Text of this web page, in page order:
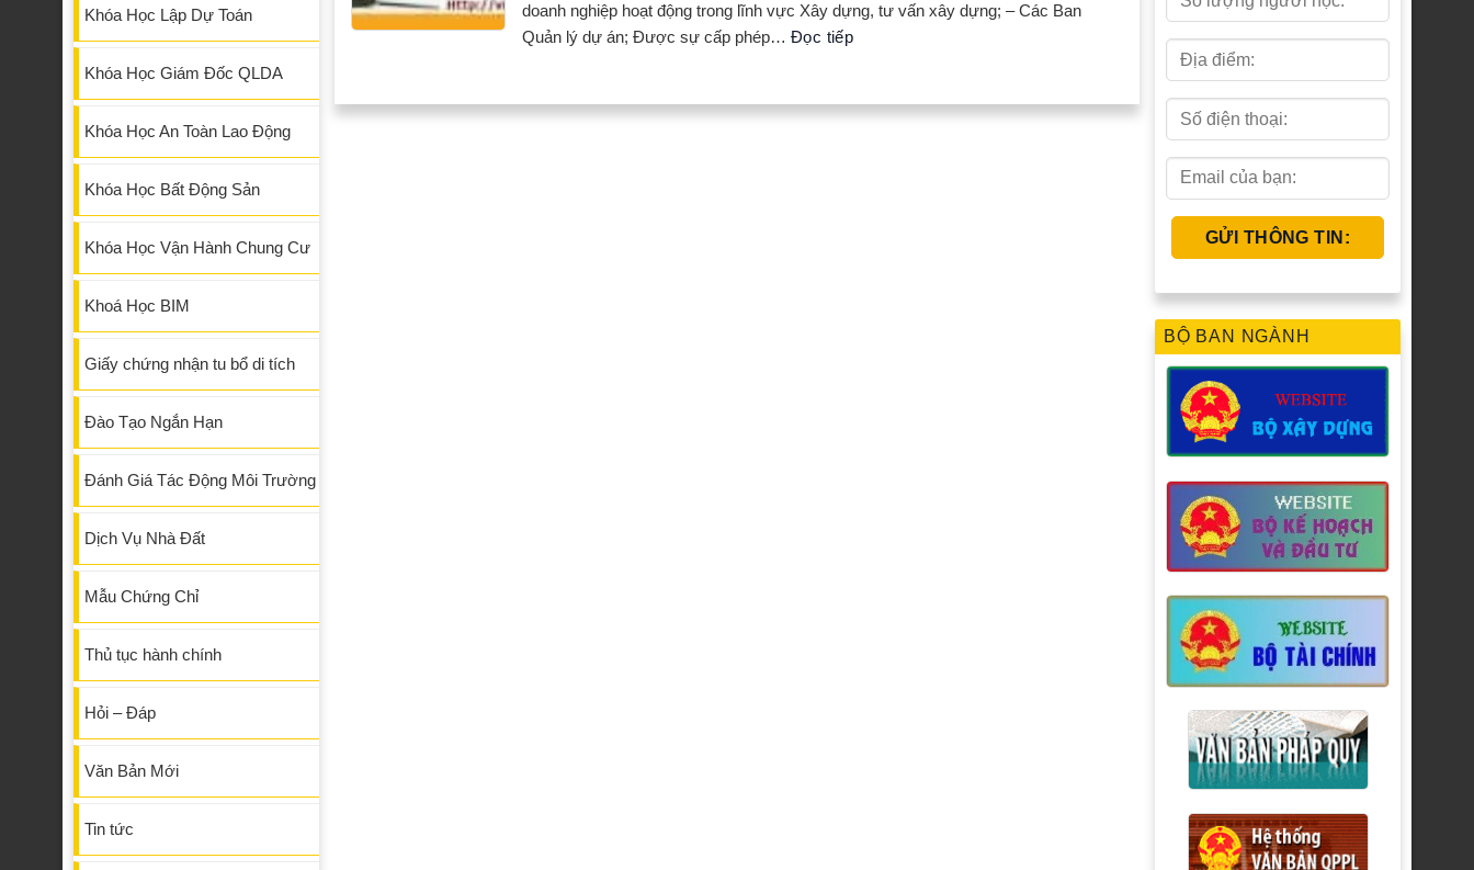
Khóa Học Lập Dự Toán
Khóa Học Giám Đốc QLDA
Khóa Học An Toàn Lao Động
Khóa Học Bất Động Sản
Khóa Học Vận Hành Chung Cư
Khoá Học BIM
Giấy chứng nhận tu bổ di tích
Đào Tạo Ngắn Hạn
Đánh Giá Tác Động Môi Trường
Dịch Vụ Nhà Đất
Mẫu Chứng Chỉ
Thủ tục hành chính
Hỏi – Đáp
Văn Bản Mới
Tin tức
doanh nghiệp hoạt động trong lĩnh vực Xây dựng, tư vấn xây dựng; – Các Ban
Quản lý dự án; Được sự cấp phép… Đọc tiếp
BỘ BAN NGÀNH